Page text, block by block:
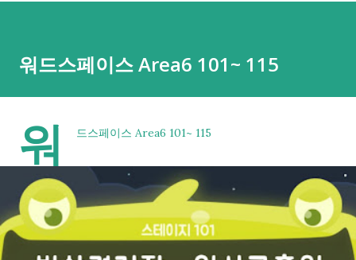
워드스페이스 Area6 101~ 115
워 드스페이스 Area6 101~ 115